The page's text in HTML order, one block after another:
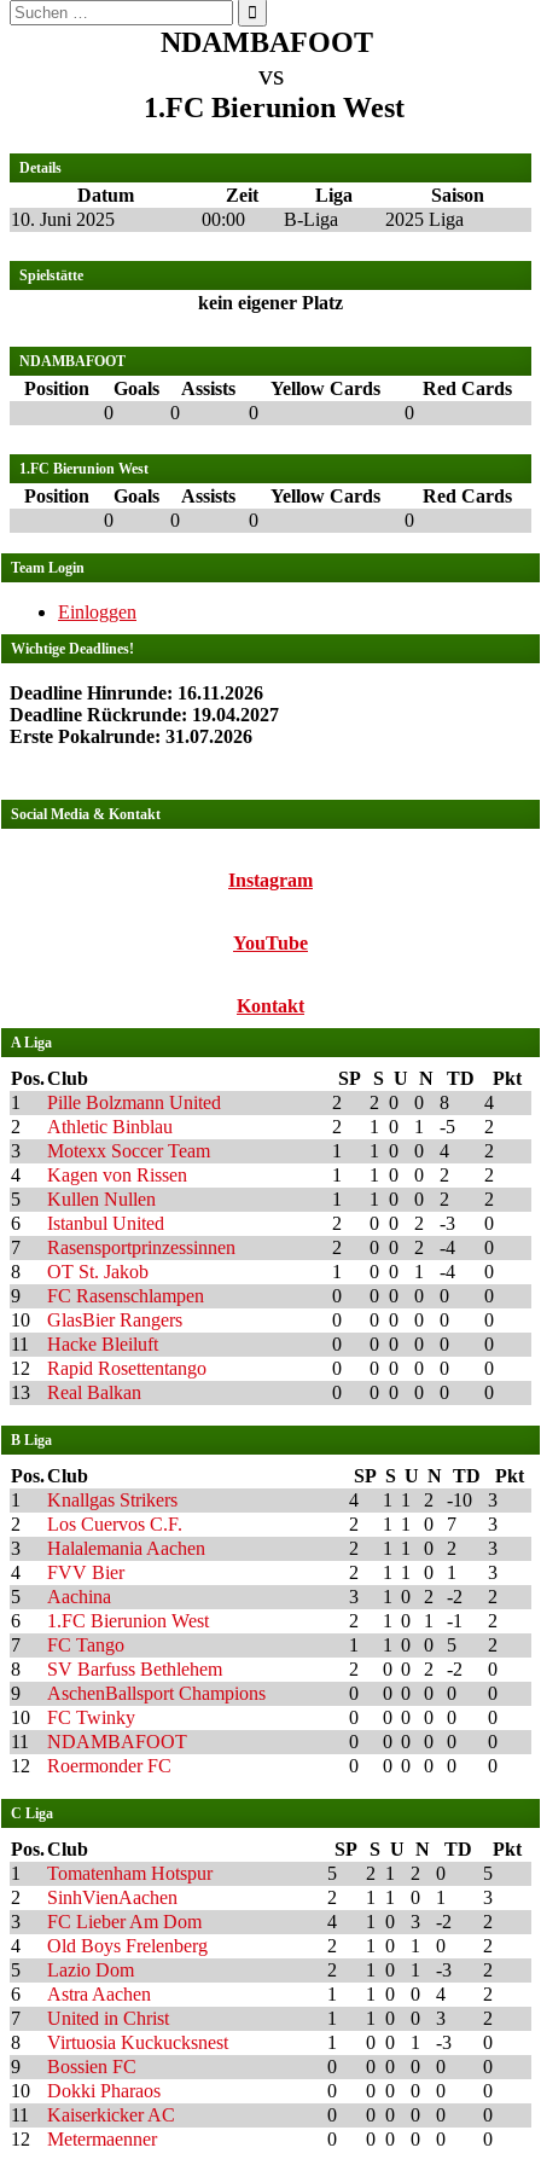
Suchen
nach:
NDAMBAFOOT
vs
1.FC Bierunion West
Details
Datum Zeit Liga
Saison
10. Juni 2025
00:00 B-Liga 2025 Liga
Spielstätte
kein eigener Platz
NDAMBAFOOT
Position Goals Assists Yellow Cards
Red Cards
0
0 0 0
1.FC Bierunion West
Position Goals Assists Yellow Cards
Red Cards
0
0 0 0
Team Login
Einloggen
Wichtige Deadlines!
Deadline Hinrunde: 16.11.2026
Deadline Rückrunde: 19.04.2027
Erste Pokalrunde: 31.07.2026
Social Media & Kontakt
Instagram
YouTube
Kontakt
A Liga
Pos.Club SP S U N TD
Pkt
1
Pille Bolzmann United 2 2 0 0 8
4
2
Athletic Binblau 2 1 0 1 -5
2
3
Motexx Soccer Team 1 1 0 0 4
2
4
Kagen von Rissen 1 1 0 0 2
2
5
Kullen Nullen 1 1 0 0 2
2
6
Istanbul United 2 0 0 2 -3
0
7
Rasensportprinzessinnen 2 0 0 2 -4
0
8
OT St. Jakob 1 0 0 1 -4
0
9
FC Rasenschlampen 0 0 0 0 0
0
10
GlasBier Rangers 0 0 0 0 0
0
11
Hacke Bleiluft 0 0 0 0 0
0
12
Rapid Rosettentango 0 0 0 0 0
0
13
Real Balkan 0 0 0 0 0 0
B Liga
Pos.Club SP S U N TD
Pkt
1
Knallgas Strikers 4 1 1 2 -10
3
2
Los Cuervos C.F. 2 1 1 0 7
3
3
Halalemania Aachen 2 1 1 0 2
3
4
FVV Bier 2 1 1 0 1
3
5
Aachina 3 1 0 2 -2
2
6
1.FC Bierunion West 2 1 0 1 -1
2
7
FC Tango 1 1 0 0 5
2
8
SV Barfuss Bethlehem 2 0 0 2 -2
0
9
AschenBallsport Champions 0 0 0 0 0
0
10
FC Twinky 0 0 0 0 0
0
11
NDAMBAFOOT 0 0 0 0 0
0
12
Roermonder FC 0 0 0 0 0 0
C Liga
Pos.Club SP S U N TD
Pkt
1
Tomatenham Hotspur 5 2 1 2 0
5
2
SinhVienAachen 2 1 1 0 1
3
3
FC Lieber Am Dom 4 1 0 3 -2
2
4
Old Boys Frelenberg 2 1 0 1 0
2
5
Lazio Dom 2 1 0 1 -3
2
6
Astra Aachen 1 1 0 0 4
2
7
United in Christ 1 1 0 0 3
2
8
Virtuosia Kuckucksnest 1 0 0 1 -3
0
9
Bossien FC 0 0 0 0 0
0
10
Dokki Pharaos 0 0 0 0 0
0
11
Kaiserkicker AC 0 0 0 0 0
0
12
Metermaenner 0 0 0 0 0 0